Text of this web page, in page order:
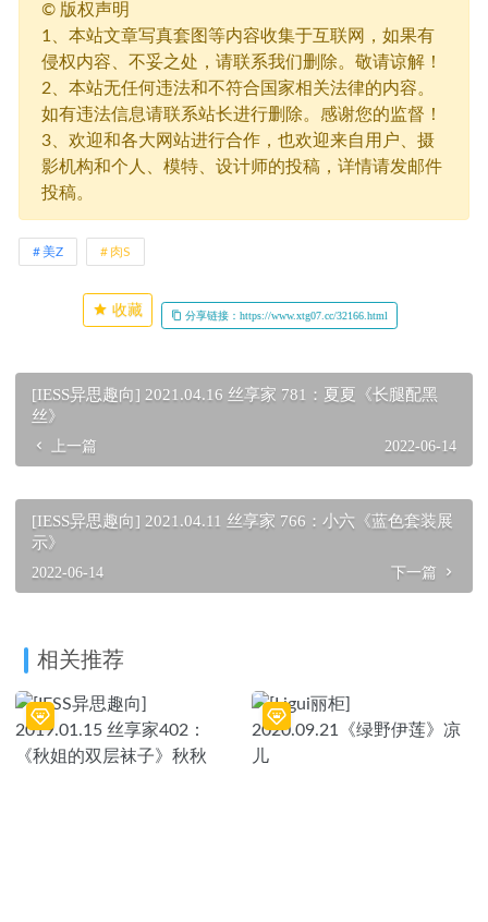
© 版权声明
1、本站文章写真套图等内容收集于互联网，如果有
侵权内容、不妥之处，请联系我们删除。敬请谅解！
2、本站无任何违法和不符合国家相关法律的内容。
如有违法信息请联系站长进行删除。感谢您的监督！
3、欢迎和各大网站进行合作，也欢迎来自用户、摄
影机构和个人、模特、设计师的投稿，详情请发邮件
投稿。
美Z 肉S
收藏 分享链接：https://www.xtg07.cc/32166.html
[IESS异思趣向] 2021.04.16 丝享家 781：夏夏《长腿配黑
丝》
上一篇 2022-06-14
[IESS异思趣向] 2021.04.11 丝享家 766：小六《蓝色套装展
示》
2022-06-14 下一篇
相关推荐